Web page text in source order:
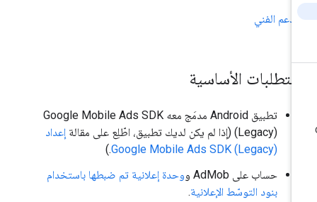
الدعم الفني
الأساسية
تطبيق Android مدمَج معه
Google Mobile Ads SDK
(Legacy)(إذا لم يكن لديك تطبيق، اطّلِع على مقالةإعداد
Google Mobile Ads SDK (Legacy)
.)
حساب على AdMob و
وحدة إعلانية تم ضبطها باستخدام
بنود التوسّط الإعلانية.